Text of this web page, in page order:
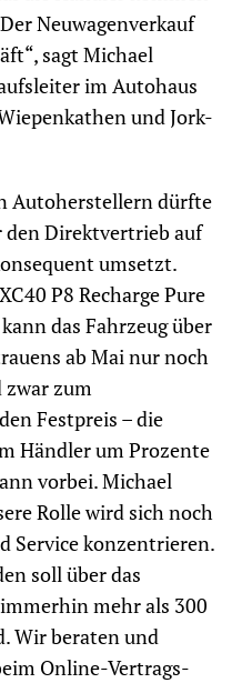
Neuwagenverkauf
sagt Michael
im Autohaus
und Jork-
Autoherstellern dürfte
den Direktvertrieb auf
umsetzt.
P8 Recharge Pure
das Fahrzeug über
ab Mai nur noch
zwar zum
Festpreis – die
Händler um Prozente
vorbei. Michael
Rolle wird sich noch
Service konzentrieren.
soll über das
mehr als 300
Wir beraten und
Online-Vertrags­